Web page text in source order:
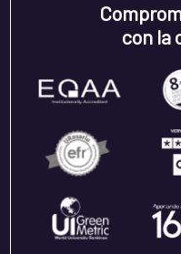
con la